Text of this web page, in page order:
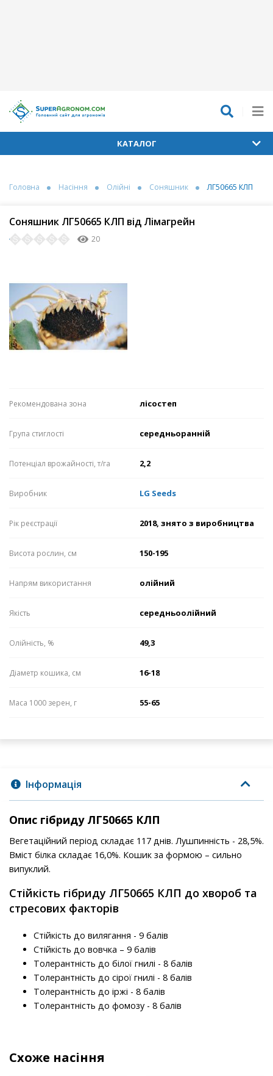
КАТАЛОГ
Головна Насіння Олійні Соняшник ЛГ50665 КЛП
Соняшник ЛГ50665 КЛП від Лімагрейн
20
Рекомендована зона лісостеп
Група стиглості середньоранній
Потенціал врожайності, т/га 2,2
Виробник LG Seeds
Рік реєстрації 2018, знято з виробництва
Висота рослин, см 150-195
Напрям використання олійний
Якість середньоолійний
Олійність, % 49,3
Діаметр кошика, см 16-18
Маса 1000 зерен, г 55-65
Інформація
Опис гібриду ЛГ50665 КЛП
Вегетаційний період складає 117 днів. Лушпинність - 28,5%.
Вміст білка складає 16,0%. Кошик за формою – сильно
випуклий.
Стійкість гібриду ЛГ50665 КЛП до хвороб та
стресових факторів
Стійкість до вилягання - 9 балів
Стійкість до вовчка – 9 балів
Толерантність до білої гнилі - 8 балів
Толерантність до сірої гнилі - 8 балів
Толерантність до іржі - 8 балів
Толерантність до фомозу - 8 балів
Схоже насіння